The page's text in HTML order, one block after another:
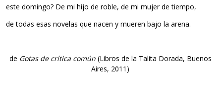
este domingo? De mi hijo de roble, de mi mujer de tiempo,
de todas esas novelas que nacen y mueren bajo la arena.
de Gotas de crítica común(Libros de la Talita Dorada, Buenos
Aires, 2011)